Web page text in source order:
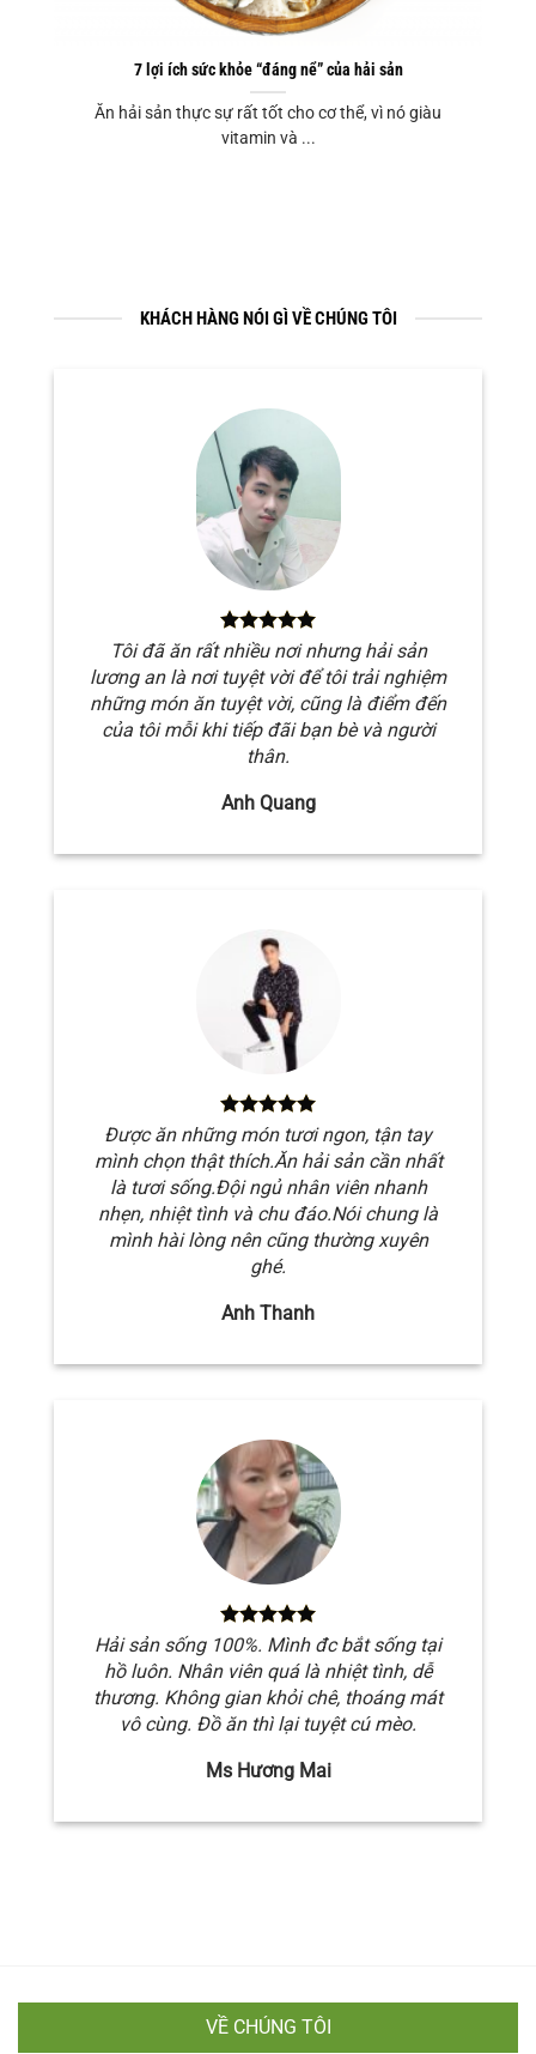
7 lợi ích sức khỏe “đáng nể” của hải sản
Ăn hải sản thực sự rất tốt cho cơ thể, vì nó giàu
vitamin và ...
KHÁCH HÀNG NÓI GÌ VỀ CHÚNG TÔI
Tôi đã ăn rất nhiều nơi nhưng hải sản
lương an là nơi tuyệt vời để tôi trải nghiệm
những món ăn tuyệt vời, cũng là điểm đến
của tôi mỗi khi tiếp đãi bạn bè và người
thân.
Anh Quang
Được ăn những món tươi ngon, tận tay
mình chọn thật thích.Ăn hải sản cần nhất
là tươi sống.Đội ngủ nhân viên nhanh
nhẹn, nhiệt tình và chu đáo.Nói chung là
mình hài lòng nên cũng thường xuyên
ghé.
Anh Thanh
Hải sản sống 100%. Mình đc bắt sống tại
hồ luôn. Nhân viên quá là nhiệt tình, dễ
thương. Không gian khỏi chê, thoáng mát
vô cùng. Đồ ăn thì lại tuyệt cú mèo.
Ms Hương Mai
VỀ CHÚNG TÔI